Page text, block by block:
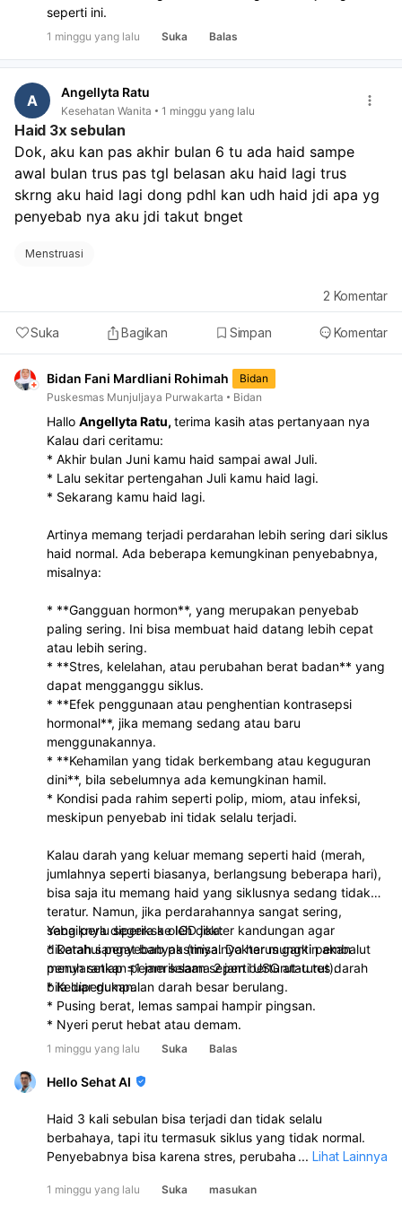
seperti ini.
1 minggu yang lalu Suka Balas
A Angellyta Ratu
Kesehatan Wanita 1 minggu yang lalu
Haid 3x sebulan
Dok, aku kan pas akhir bulan 6 tu ada haid sampe
awal bulan trus pas tgl belasan aku haid lagi trus
skrng aku haid lagi dong pdhl kan udh haid jdi apa yg
penyebab nya aku jdi takut bnget
Menstruasi
Suka Bagikan Simpan Komentar
2 Komentar
Bidan Fani Mardliani Rohimah
Bidan
Puskesmas Munjuljaya Purwakarta
Bidan
Hallo Angellyta Ratu, terima kasih atas pertanyaan nya
Kalau dari ceritamu:
* Akhir bulan Juni kamu haid sampai awal Juli.
* Lalu sekitar pertengahan Juli kamu haid lagi.
* Sekarang kamu haid lagi.
Artinya memang terjadi perdarahan lebih sering dari siklus
haid normal. Ada beberapa kemungkinan penyebabnya,
misalnya:
* **Gangguan hormon**, yang merupakan penyebab
paling sering. Ini bisa membuat haid datang lebih cepat
atau lebih sering.
* **Stres, kelelahan, atau perubahan berat badan** yang
dapat mengganggu siklus.
* **Efek penggunaan atau penghentian kontrasepsi
hormonal**, jika memang sedang atau baru
menggunakannya.
* **Kehamilan yang tidak berkembang atau keguguran
dini**, bila sebelumnya ada kemungkinan hamil.
* Kondisi pada rahim seperti polip, miom, atau infeksi,
meskipun penyebab ini tidak selalu terjadi.
Kalau darah yang keluar memang seperti haid (merah,
jumlahnya seperti biasanya, berlangsung beberapa hari),
bisa saja itu memang haid yang siklusnya sedang tidak
teratur. Namun, jika perdarahannya sangat sering,
sebaiknya diperiksa oleh dokter kandungan agar
diketahui penyebab pastinya. Dokter mungkin akan
menyarankan pemeriksaan seperti USG atau tes darah
bila diperlukan.
Yang perlu segera ke IGD jika:
* Darah sangat banyak (misalnya harus ganti pembalut
penuh setiap ≤1 jam selama 2 jam berturut-turut).
* Keluar gumpalan darah besar berulang.
* Pusing berat, lemas sampai hampir pingsan.
* Nyeri perut hebat atau demam.
1 minggu yang lalu Suka Balas
Hello Sehat AI
Haid 3 kali sebulan bisa terjadi dan tidak selalu
berbahaya, tapi itu termasuk siklus yang tidak normal.
Penyebabnya bisa karena stres, perubahan berat badan,
hormonal, gangguan tiroid, endometriosis, fibroid rahim,
... Lihat Lainnya
1 minggu yang lalu Suka masukan